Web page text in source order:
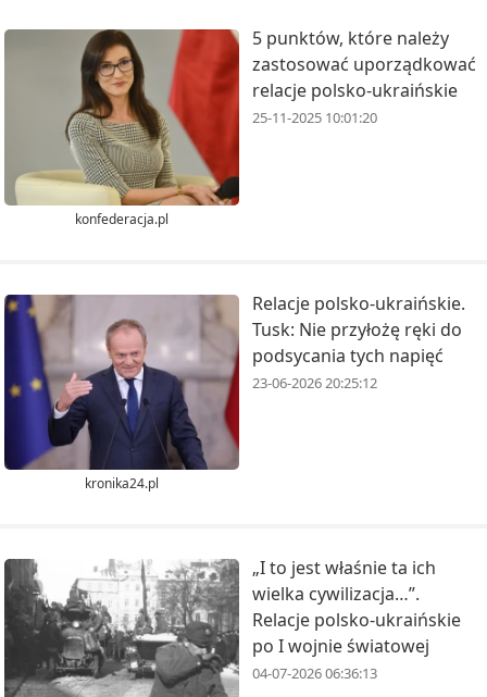
konfederacja.pl
5 punktów, które należy
zastosować uporządkować
relacje polsko-ukraińskie
25-11-2025 10:01:20
kronika24.pl
Relacje polsko-ukraińskie.
Tusk: Nie przyłożę ręki do
podsycania tych napięć
23-06-2026 20:25:12
„I to jest właśnie ta ich
wielka cywilizacja…”.
Relacje polsko-ukraińskie
po I wojnie światowej
04-07-2026 06:36:13